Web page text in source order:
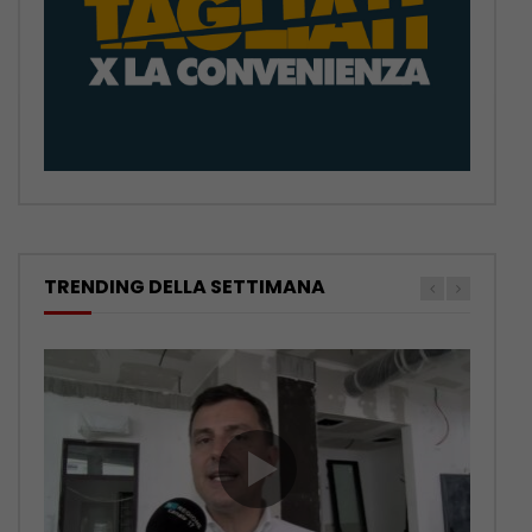
TRENDING DELLA SETTIMANA